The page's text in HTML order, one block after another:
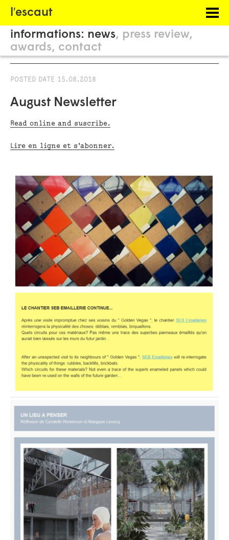
l′escaut
PHILOSOPHY
INFORMATION
informations: news
press review
awards
contact
POSTED DATE 15.08.2018
August Newsletter
Read online and suscribe.
Lire en ligne et s'abonner.